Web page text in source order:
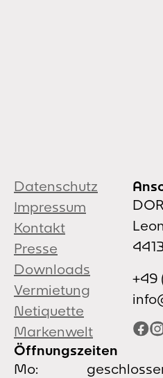
Datenschutz
Impressum
Kontakt
Presse
Downloads
Vermietung
Netiquette
Markenwelt
+49
Öffnungszeiten
Mo: